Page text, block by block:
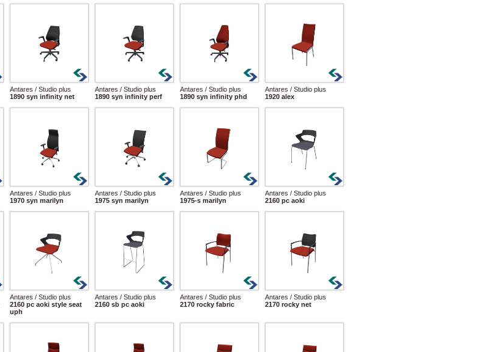
Antares / Studio plus
1890 syn infinity net
Antares / Studio plus
1890 syn infinity perf
Antares / Studio plus
1890 syn infinity phd
Antares / Studio plus
1920 alex
Antares / Studio plus
1970 syn marilyn
Antares / Studio plus
1975 syn marilyn
Antares / Studio plus
1975-s marilyn
Antares / Studio plus
2160 pc aoki
Antares / Studio plus
2160 pc aoki style seat
uph
Antares / Studio plus
2160 sb pc aoki
Antares / Studio plus
2170 rocky fabric
Antares / Studio plus
2170 rocky net